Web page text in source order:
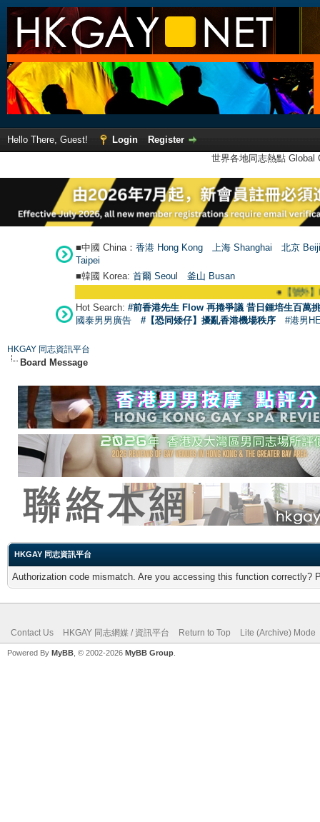
Hello There, Guest! Login
Register
世界各地同志熱點
■中國 China： 香港 Hong Kong 上海 Shanghai
北京
Taipei
■韓國 Korea: 首爾 Seoul 釜山 Busan
【號外】
Hot Search: #前香港先生 Flow 再捲爭議 昔日鍾培生百萬
國泰男男廣告
#【恐同矮仔】擾亂香港機場秩序 #港男
HKGAY 同志資訊平台
Board Message
HKGAY 同志資訊平台
Authorization code mismatch. Are you accessing this function correctly?
Contact Us HKGAY 同志網媒 / 資訊平台 Return to Top Lite (Archive) Mode
Powered By MyBB , © 2002-2026 MyBB Group